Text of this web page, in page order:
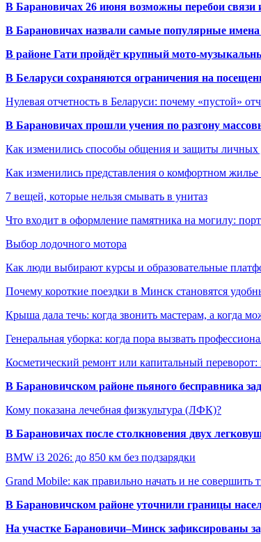
В Барановичах 26 июня возможны перебои связи
В Барановичах назвали самые популярные
В районе Гати пройдёт крупный мото-
В Беларуси сохраняются ограничения на
Нулевая отчетность в Беларуси: почему «пустой»
В Барановичах прошли учения по разгону
Как изменились способы общения и защиты личных
Как изменились представления о комфортном жилье
7 вещей, которые нельзя смывать в унитаз
Что входит в оформление памятника на могилу:
Выбор лодочного мотора
Как люди выбирают курсы и образовательные
Почему короткие поездки в Минск становятся
Крыша дала течь: когда звонить мастерам, а когда
Генеральная уборка: когда пора вызвать
Косметический ремонт или капитальный
В Барановичском районе пьяного бесправника
Кому показана лечебная физкультура (ЛФК)?
В Барановичах после столкновения двух
BMW i3 2026: до 850 км без подзарядки
Grand Mobile: как правильно начать и не
В Барановичском районе уточнили границы
На участке Барановичи–Минск зафиксированы